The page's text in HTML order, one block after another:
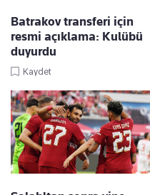
Batrakov transferi için
resmi açıklama: Kulübü
duyurdu
Kaydet